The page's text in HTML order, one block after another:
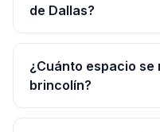
de Dallas?
¿Cuánto espacio
brincolín?